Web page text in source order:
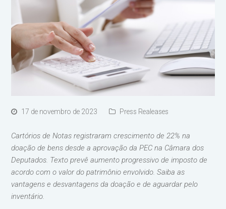
17 de novembro de 2023 Press Realeases
Cartórios de Notas registraram crescimento de 22% na
doação de bens desde a aprovação da PEC na Câmara dos
Deputados. Texto prevê aumento progressivo de imposto de
acordo com o valor do patrimônio envolvido. Saiba as
vantagens e desvantagens da doação e de aguardar pelo
inventário.